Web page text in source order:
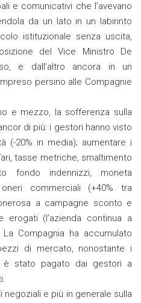
e comunicativi che l’avevano
da un lato in un labirinto
istituzionale senza uscita,
del Vice Ministro De
e dall’altro ancora in un
persino alle Compagnie
e mezzo, la sofferenza sulla
di più: i gestori hanno visto
(-20% in media); aumentare i
tasse metriche, smaltimento
fondo indennizzi, moneta
commerciali (+40% tra
a campagne sconto e
erogati (l’azienda continua a
Compagnia ha accumulato
di mercato, nonostante i
è stato pagato dai gestori a
negoziali e più in generale sulla